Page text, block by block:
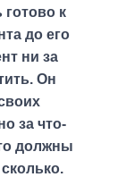
к
до его
ни за
Он
за что-
должны